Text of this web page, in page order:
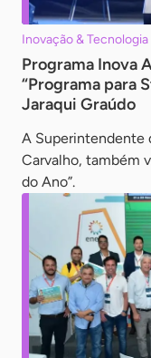
Inovação & Tecnologia
Programa Inova
“Programa para
Jaraqui Graúdo
A Superintendente
Carvalho, também
do Ano”.